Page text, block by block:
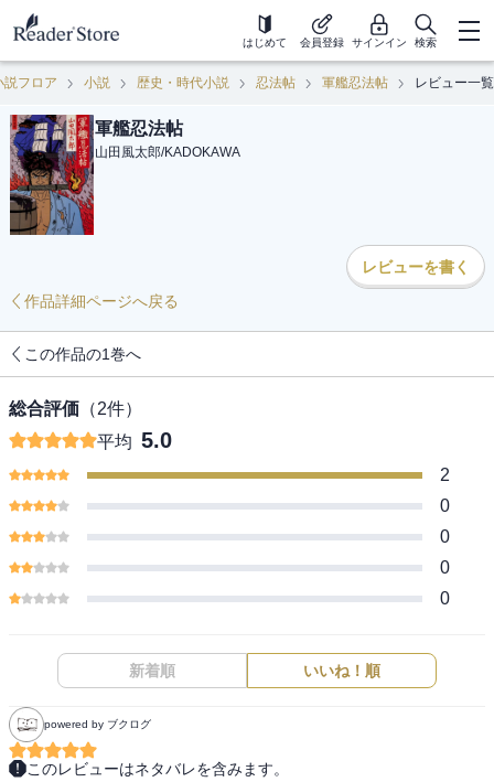
はじめて 会員登録 サインイン 検索
説フロア 小説 歴史・時代小説 忍法帖 軍艦忍法帖 レビュー一覧
軍艦忍法帖
山田風太郎/KADOKAWA
レビューを書く
作品詳細ページへ戻る
この作品の1巻へ
総合評価 （2件）
平均 5.0
2
0
0
0
0
新着順 いいね！順
powered by ブクログ
このレビューはネタバレを含みます。